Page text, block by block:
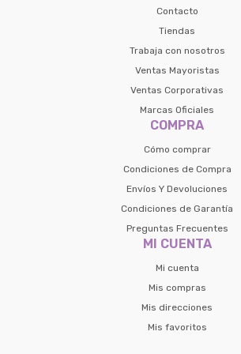
Contacto
Tiendas
Trabaja con nosotros
Ventas Mayoristas
Ventas Corporativas
Marcas Oficiales
COMPRA
Cómo comprar
Condiciones de Compra
Envíos Y Devoluciones
Condiciones de Garantía
Preguntas Frecuentes
MI CUENTA
Mi cuenta
Mis compras
Mis direcciones
Mis favoritos